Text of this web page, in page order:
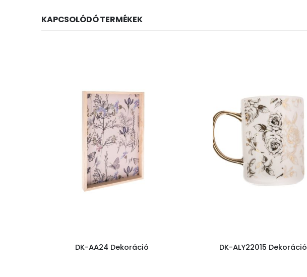
KAPCSOLÓDÓ TERMÉKEK
DK-AA24 Dekoráció DK-ALY22015 Dekoráció